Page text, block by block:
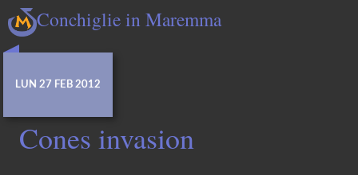
Conchiglie in Maremma
LUN 27 FEB 2012
Cones invasion